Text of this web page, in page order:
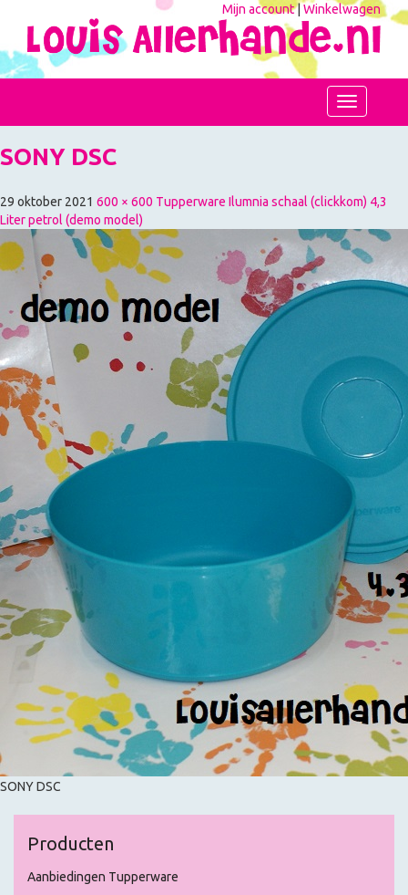
Mijn account|Winkelwagen
Toggle
navigation
SONY DSC
29 oktober 2021 600 × 600 Tupperware Ilumnia schaal (clickkom) 4,3
Liter petrol (demo model)
SONY DSC
Producten
Aanbiedingen Tupperware